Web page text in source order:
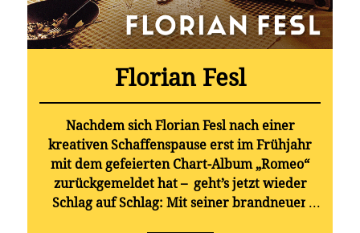
Florian Fesl
Nachdem sich Florian Fesl nach einer
kreativen Schaffenspause erst im Frühjahr
mit dem gefeierten Chart-Album „Romeo“
zurückgemeldet hat – geht’s jetzt wieder
Schlag auf Schlag: Mit seiner brandneuen